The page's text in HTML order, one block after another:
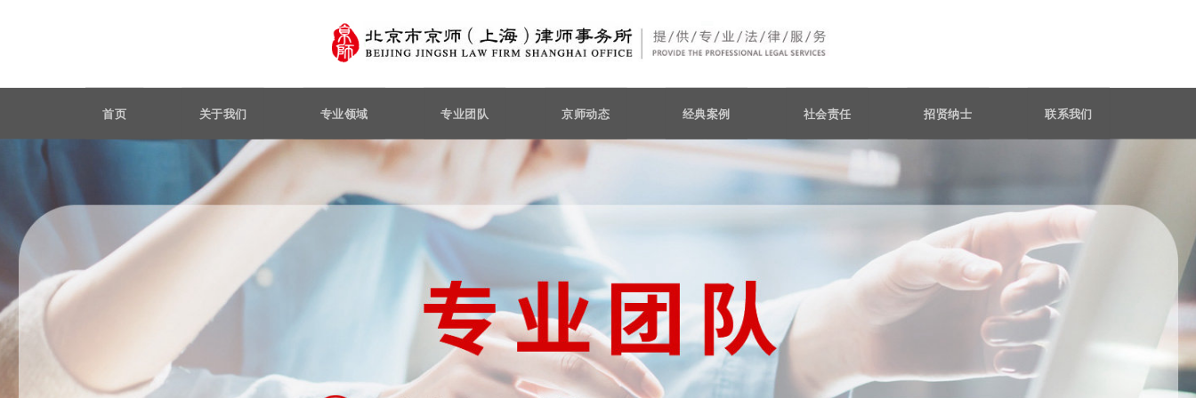
首页 关于我们 专业领域 专业团队 京师动态 经典案例 社会责任 招贤纳士 联系我们